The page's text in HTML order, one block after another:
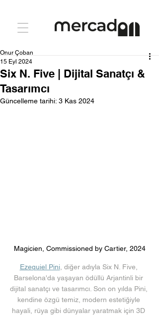
Six N. Five | Dijital Sanatçı &
Tasarımcı
Onur Çoban
15 Eyl 2024
Güncelleme tarihi: 3 Kas 2024
Magicien, Commissioned by Cartier, 2024
Ezequiel Pini, diğer adıyla Six N. Five,
Barselona'da yaşayan ödüllü Arjantinli bir
dijital sanatçı ve tasarımcı. Son on yılda Pini,
kendine özgü temiz, modern estetiğiyle
hayali, rüya gibi dünyalar yaratmak için 3D